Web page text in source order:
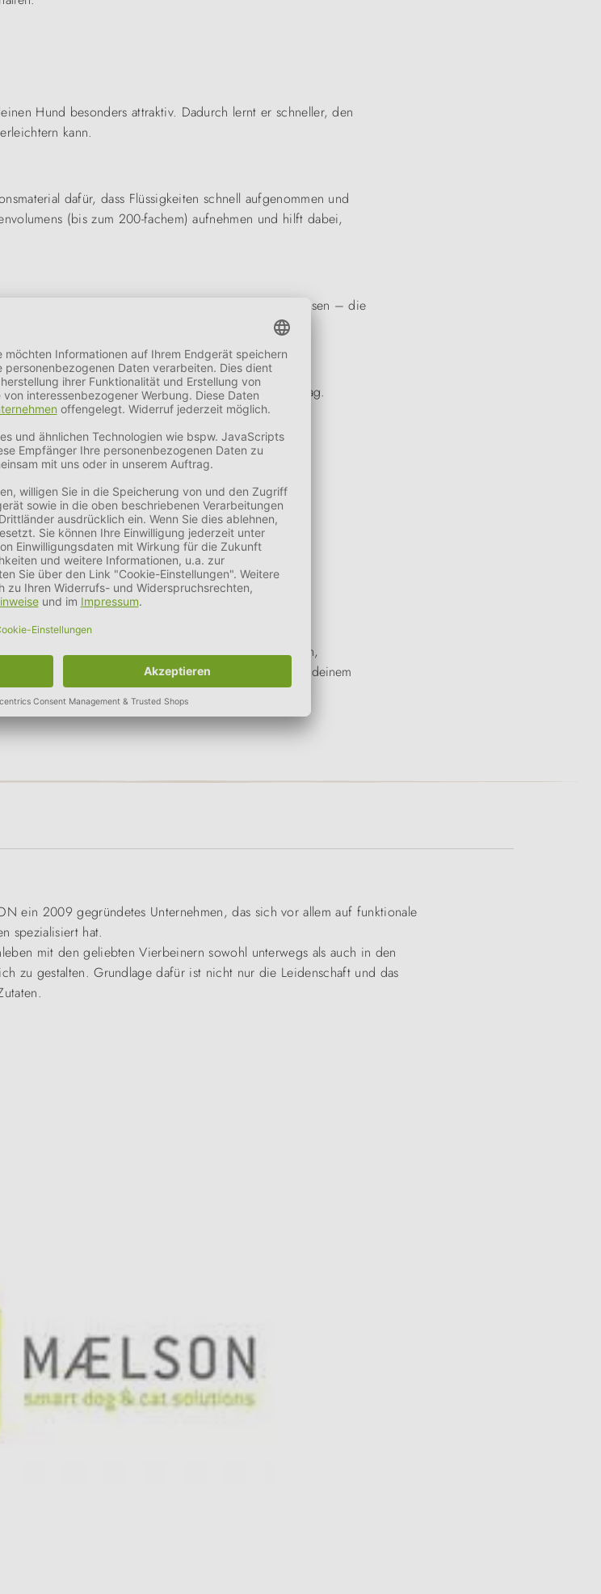
Hund besonders attraktiv. Dadurch lernt er schneller, den
kann.
dafür, dass Flüssigkeiten schnell aufgenommen und
(bis zum 200-fachem) aufnehmen und hilft dabei,
Operation oder als zusätzliche Sicherheit auf Reisen – die
wo sie benötigt wird.
bei der Reinigung und sorgt für mehr Hygiene im Alltag.
Doggie Pads überzeugen durch hochwertige Materialien,
kannst, was wirklich zählt: die gemeinsame Zeit mit deinem
– in jeder Lebensphase deines Hundes.
ein 2009 gegründetes Unternehmen, das sich vor allem auf funktionale
spezialisiert hat.
mit den geliebten Vierbeinern sowohl unterwegs als auch in den
zu gestalten. Grundlage dafür ist nicht nur die Leidenschaft und das